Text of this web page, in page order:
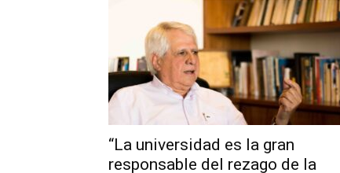
“La universidad es la gran
responsable del rezago de la